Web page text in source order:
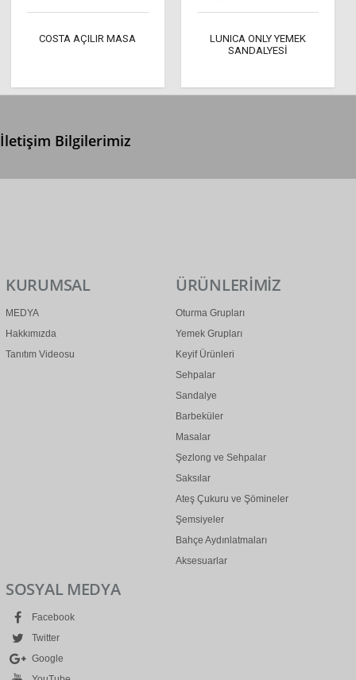
COSTA AÇILIR MASA
LUNICA ONLY YEMEK
SANDALYESİ
İletişim Bilgilerimiz
KURUMSAL
MEDYA
Hakkımızda
Tanıtım Videosu
ÜRÜNLERİMİZ
Oturma Grupları
Yemek Grupları
Keyif Ürünleri
Sehpalar
Sandalye
Barbeküler
Masalar
Şezlong ve Sehpalar
Saksılar
Ateş Çukuru ve Şömineler
Şemsiyeler
Bahçe Aydınlatmaları
Aksesuarlar
SOSYAL MEDYA
Facebook
Twitter
Google